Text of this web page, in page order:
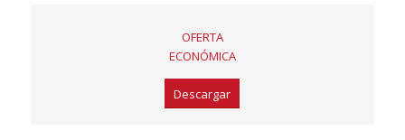
OFERTA
ECONÓMICA
Descargar